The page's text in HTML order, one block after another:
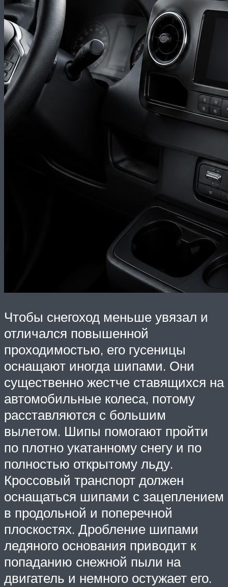
Чтобы снегоход меньше увязал и
отличался повышенной
проходимостью, его гусеницы
оснащают иногда шипами. Они
существенно жестче ставящихся на
автомобильные колеса, потому
расставляются с большим
вылетом. Шипы помогают пройти
по плотно укатанному снегу и по
полностью открытому льду.
Кроссовый транспорт должен
оснащаться шипами с зацеплением
в продольной и поперечной
плоскостях. Дробление шипами
ледяного основания приводит к
попаданию снежной пыли на
двигатель и немного остужает его.